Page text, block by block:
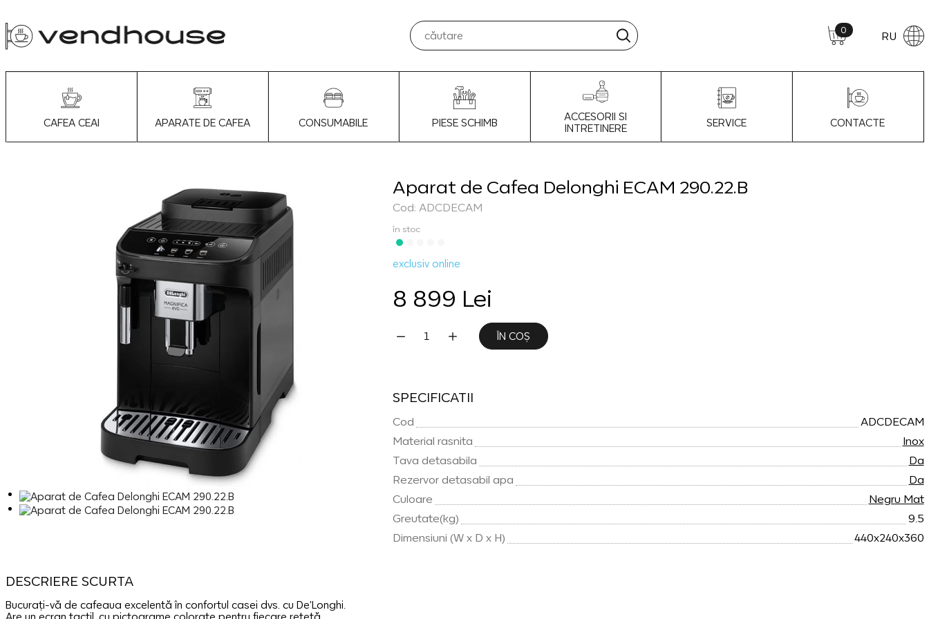
0 RU
CAFEA CEAI APARATE DE CAFEA CONSUMABILE PIESE SCHIMB
ACCESORII SI
INTRETINERE
SERVICE CONTACTE
Aparat de Cafea Delonghi ECAM 290.22.B
Cod: ADCDECAM
în stoc
exclusiv online
8 899 Lei
ÎN COȘ
SPECIFICATII
Cod
ADCDECAM
Material rasnita
Inox
Tava detasabila
Da
Rezervor detasabil apa
Da
Culoare
Negru Mat
Greutate(kg)
9.5
Dimensiuni (W x D x H)
440х240х360
DESCRIERE SCURTA
Bucurați-vă de cafeaua excelentă în confortul casei dvs. cu De'Longhi.
Are un ecran tactil, cu pictograme colorate pentru fiecare rețetă.